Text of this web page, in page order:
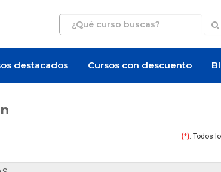
destacados Cursos con descuento
(*): Todos